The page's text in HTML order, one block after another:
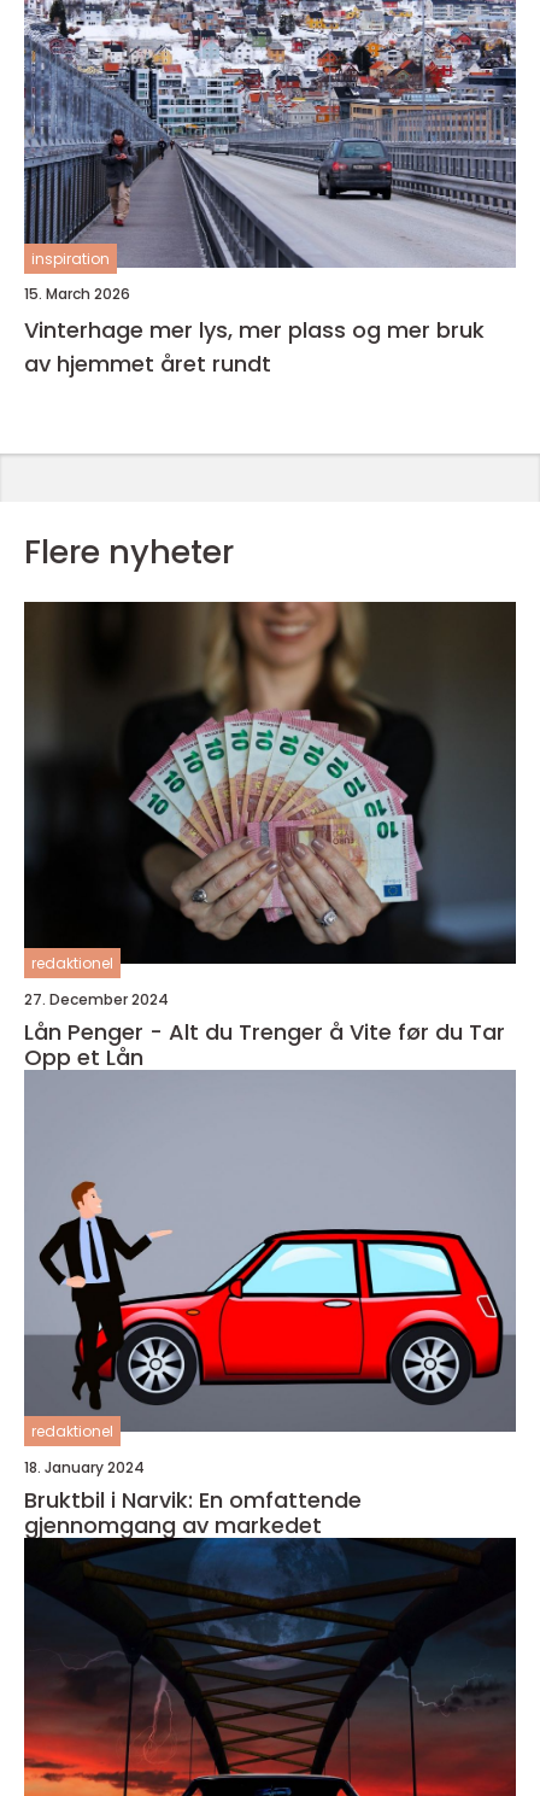
inspiration
15. March 2026
Vinterhage mer lys, mer plass og mer bruk
av hjemmet året rundt
Flere nyheter
redaktionel
27. December 2024
Lån Penger - Alt du Trenger å Vite før du Tar
Opp et Lån
redaktionel
18. January 2024
Bruktbil i Narvik: En omfattende
gjennomgang av markedet